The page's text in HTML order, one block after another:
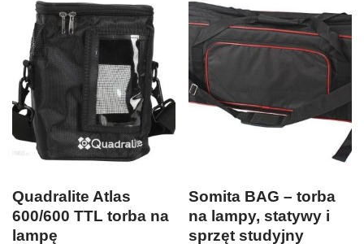
Quadralite Atlas
600/600 TTL torba na
lampę
Somita BAG – torba
na lampy, statywy i
sprzęt studyjny